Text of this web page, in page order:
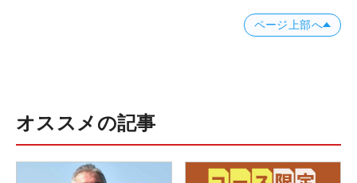
ページ上部へ
オススメの記事